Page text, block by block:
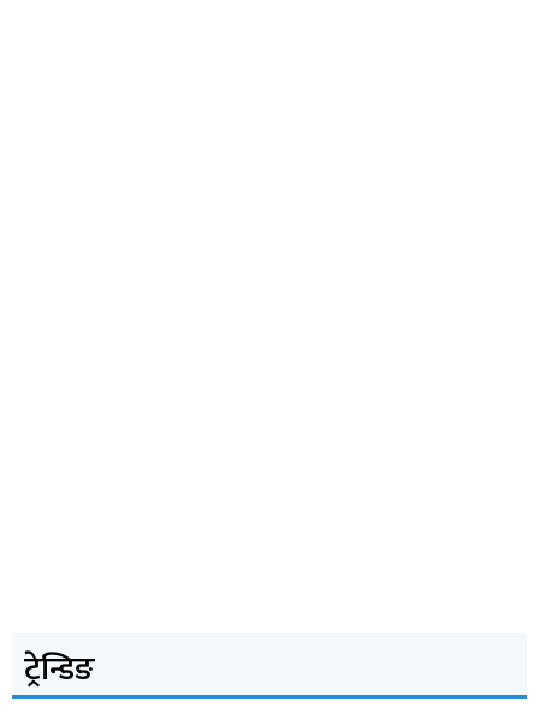
ट्रेन्डिङ